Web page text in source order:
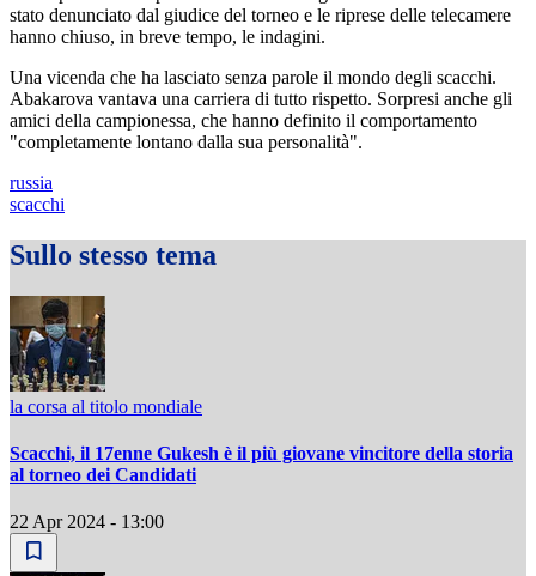
stato denunciato dal giudice del torneo e le riprese delle telecamere
hanno chiuso, in breve tempo, le indagini.
Una vicenda che ha lasciato senza parole il mondo degli scacchi.
Abakarova vantava una carriera di tutto rispetto. Sorpresi anche gli
amici della campionessa, che hanno definito il comportamento
"completamente lontano dalla sua personalità".
russia
scacchi
Sullo stesso tema
la corsa al titolo mondiale
Scacchi, il 17enne Gukesh è il più giovane vincitore della storia
al torneo dei Candidati
22 Apr 2024 - 13:00